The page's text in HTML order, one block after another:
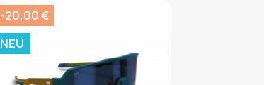
-20,00 €
NEU